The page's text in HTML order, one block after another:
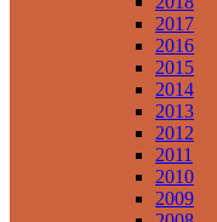
2017
2016
2015
2014
2013
2012
2011
2010
2009